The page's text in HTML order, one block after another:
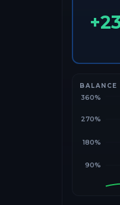
+
BALANCE
90%
180%
270%
360%